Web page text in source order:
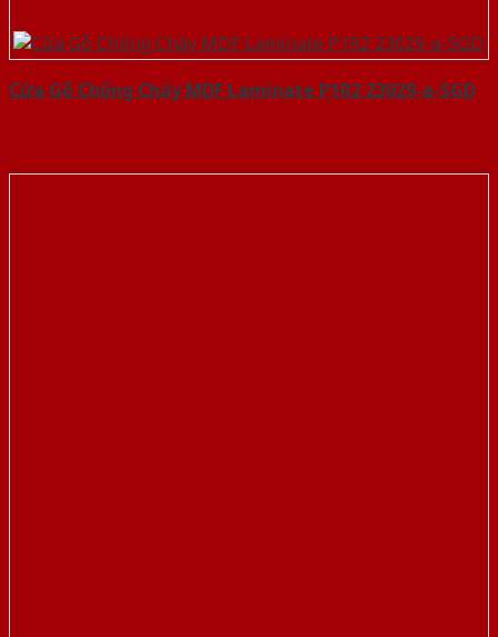
Cửa Gỗ Chống Cháy MDF Laminate P1R2 23029-a-SGD